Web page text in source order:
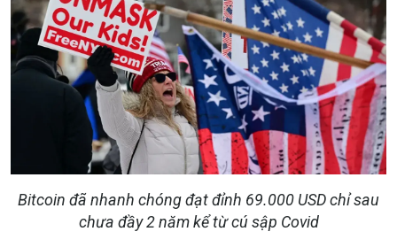
Bitcoin đã nhanh chóng đạt đỉnh 69.000 USD chỉ sau
chưa đầy 2 năm kể từ cú sập Covid